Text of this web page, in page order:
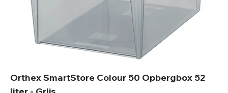
Orthex SmartStore Colour 50 Opbergbox 52